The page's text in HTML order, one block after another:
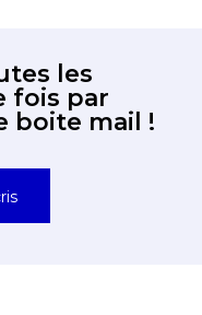
les
fois par
boite mail !